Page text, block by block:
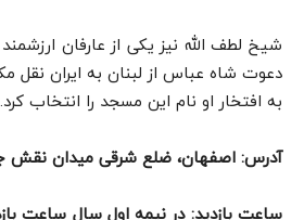
شیخ لطف الله نیز یکی از عارفان
دعوت شاه عباس از لبنان به ایران نقل
به افتخار او نام این مسجد را انتخاب کرد.
آدرس: اصفهان، ضلع شرقی میدان نقش